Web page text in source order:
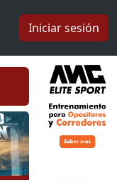
Iniciar sesión